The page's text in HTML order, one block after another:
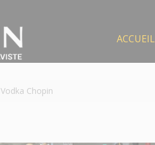
ACCUEIL
Vodka Chopin